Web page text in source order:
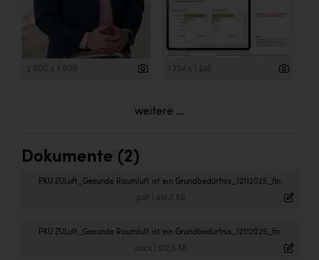
2 000 x 3 000 1 754 x 1 240
weitere ...
Dokumente (2)
PKU ZULuft_Gesunde Raumluft ist ein Grundbedürfnis_12112025_fin
.pdf 491,7 KB
PKU ZULuft_Gesunde Raumluft ist ein Grundbedürfnis_12112025_fin
.docx| 512,6 KB